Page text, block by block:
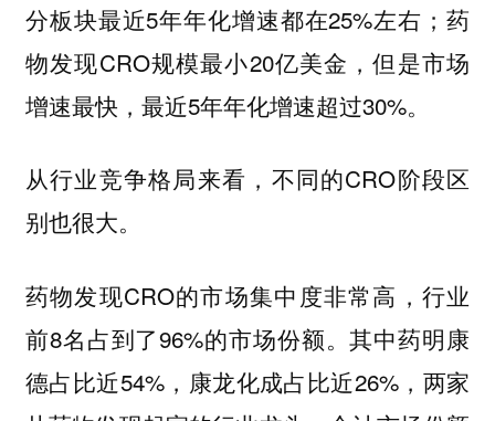
分板块最近5年年化增速都在25%左右；药
物发现CRO规模最小20亿美金，但是市场
增速最快，最近5年年化增速超过30%。
从行业竞争格局来看，不同的CRO阶段区
别也很大。
药物发现CRO的市场集中度非常高，行业
前8名占到了96%的市场份额。其中药明康
德占比近54%，康龙化成占比近26%，两家